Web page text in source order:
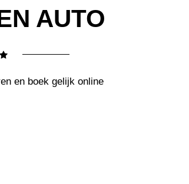
AUTO
en boek gelijk online